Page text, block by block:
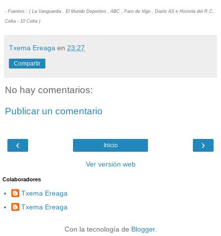
- Fuentes : ( La Vanguardia , El Mundo Deportivo , ABC , Faro de Vigo , Diario AS e Historia del R.C.
Celta - 10 Celta )
Txema Ereaga en 23:27
Compartir
No hay comentarios:
Publicar un comentario
‹ ›
Inicio
Ver versión web
Colaboradores
Txema Ereaga
Txema Ereaga
Con la tecnología de Blogger.